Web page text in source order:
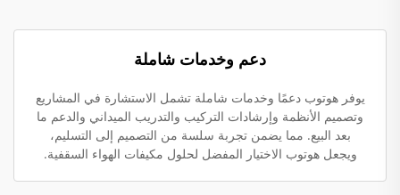
دعم وخدمات شاملة
يوفر هوتوب دعمًا وخدمات شاملة تشمل الاستشارة في المشاريع
وتصميم الأنظمة وإرشادات التركيب والتدريب الميداني والدعم ما
بعد البيع. مما يضمن تجربة سلسة من التصميم إلى التسليم،
ويجعل هوتوب الاختيار المفضل لحلول مكيفات الهواء السقفية.